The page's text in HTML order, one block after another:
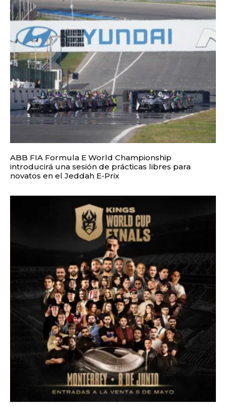
ABB FIA Formula E World Championship
introducirá una sesión de prácticas libres para
novatos en el Jeddah E-Prix